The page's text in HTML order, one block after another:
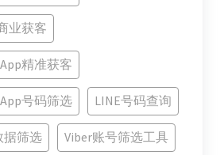
业获客
精准获客
号码筛选 LINE号码查询
据筛选 Viber账号筛选工具